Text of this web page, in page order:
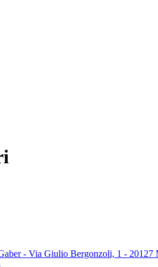
- Via Giulio Bergonzoli, 1 - 20127